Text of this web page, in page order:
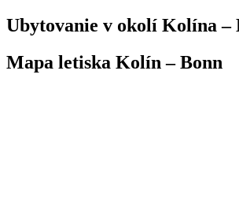
Ubytovanie v okolí Kolína –
Mapa letiska Kolín – Bonn